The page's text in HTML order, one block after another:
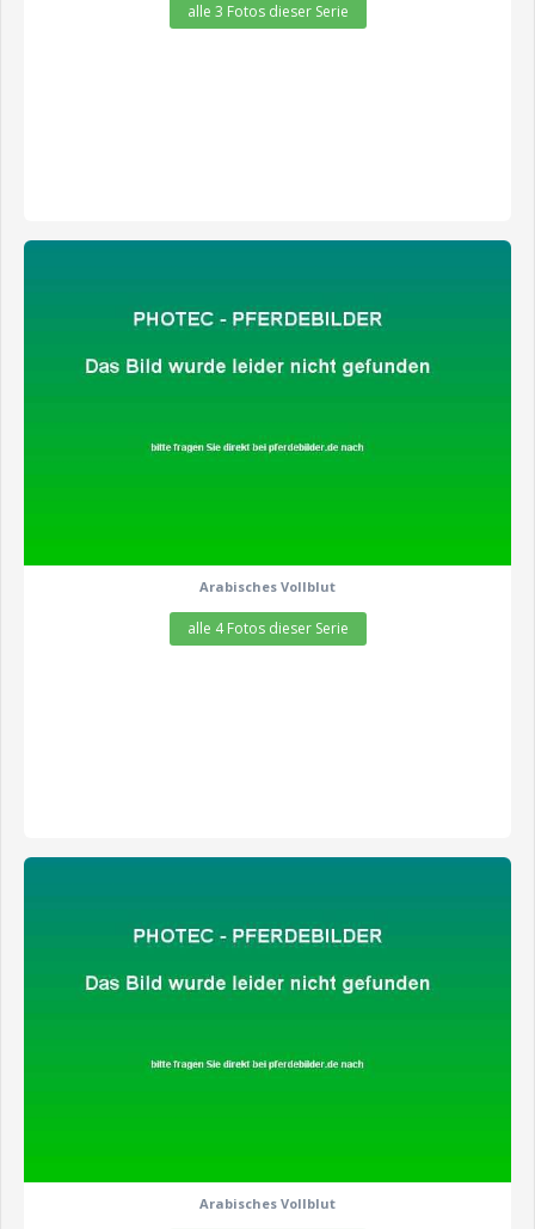
alle 3 Fotos dieser Serie
Arabisches Vollblut
alle 4 Fotos dieser Serie
Arabisches Vollblut